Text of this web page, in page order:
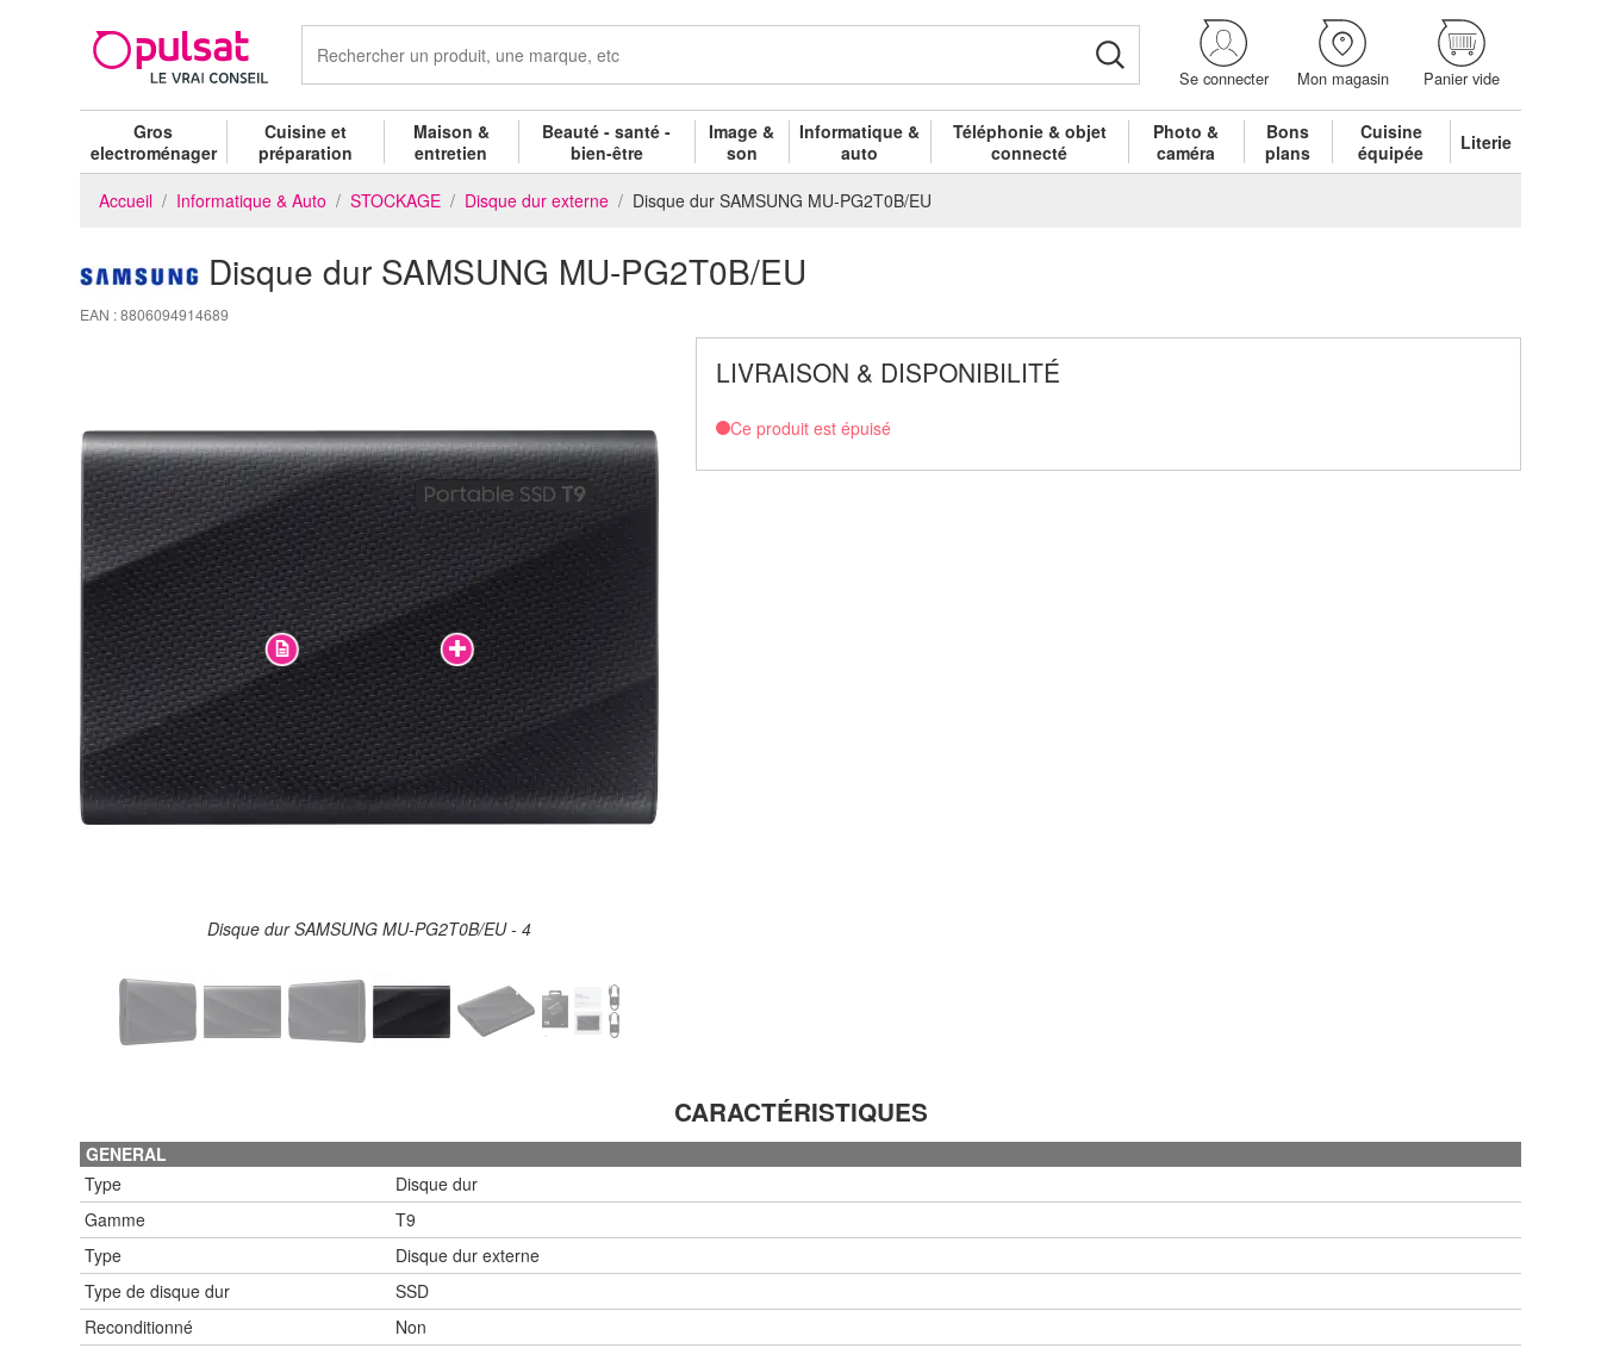
Se connecter Mon magasin Panier vide
Gros
electroménager
Cuisine et
préparation
Maison &
entretien
Beauté - santé -
bien-être
Image &
son
Informatique &
auto
Téléphonie & objet
connecté
Photo &
caméra
Bons
plans
Cuisine
équipée
Literie
Accueil Informatique & Auto STOCKAGE Disque dur externe Disque dur SAMSUNG MU-PG2T0B/EU
Disque dur SAMSUNG MU-PG2T0B/EU
EAN : 8806094914689
Disque dur SAMSUNG MU-PG2T0B/EU - 5
LIVRAISON & DISPONIBILITÉ
Ce produit est épuisé
CARACTÉRISTIQUES
GENERAL
Type
Disque dur
Gamme
T9
Type
Disque dur externe
Type de disque dur
SSD
Reconditionné
Non